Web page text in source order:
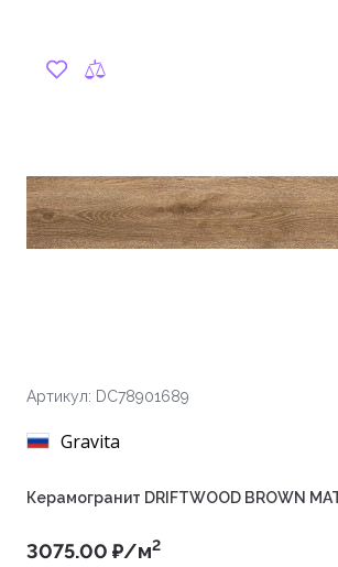
Артикул: DC78901689
Gravita
Керамогранит DRIFTWOOD BROWN
3075.00 ₽/м2